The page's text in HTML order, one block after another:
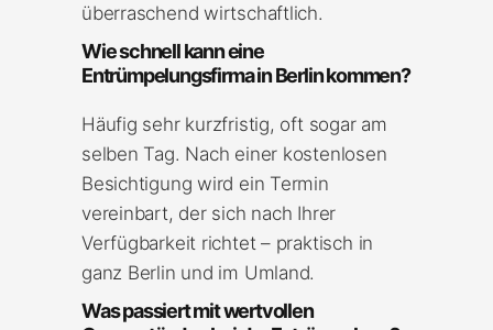
überraschend wirtschaftlich.
Wie schnell kann eine
Entrümpelungsfirma in Berlin kommen?
Häufig sehr kurzfristig, oft sogar am
selben Tag. Nach einer kostenlosen
Besichtigung wird ein Termin
vereinbart, der sich nach Ihrer
Verfügbarkeit richtet – praktisch in
ganz Berlin und im Umland.
Was passiert mit wertvollen